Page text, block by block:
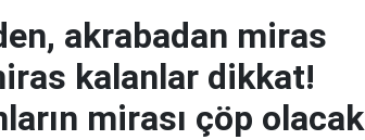
akrabadan miras
kalanlar dikkat!
mirası çöp olacak